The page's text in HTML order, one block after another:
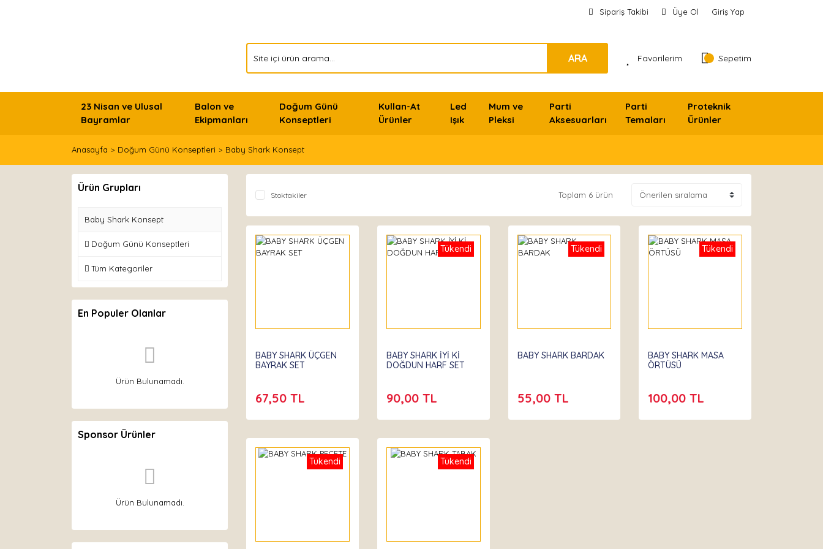
Sipariş Takibi Üye Ol Giriş Yap
ARA Favorilerim Sepetim
23 Nisan ve Ulusal
Bayramlar
Balon ve
Ekipmanları
Doğum Günü
Konseptleri
Kullan-At
Ürünler
Led
Işık
Mum ve
Pleksi
Parti
Aksesuarları
Parti
Temaları
Proteknik
Ürünler
Anasayfa Doğum Günü Konseptleri Baby Shark Konsept
Ürün Grupları
Baby Shark Konsept
Doğum Günü Konseptleri
Tüm Kategoriler
En Populer Olanlar
Ürün Bulunamadı.
Sponsor Ürünler
Ürün Bulunamadı.
Stoktakiler Toplam 6 ürün
BABY SHARK ÜÇGEN
BAYRAK SET
67,50 TL
Tükendi
BABY SHARK İYİ Kİ
DOĞDUN HARF SET
90,00 TL
Tükendi
BABY SHARK BARDAK
55,00 TL
Tükendi
BABY SHARK MASA
ÖRTÜSÜ
100,00 TL
Tükendi Tükendi